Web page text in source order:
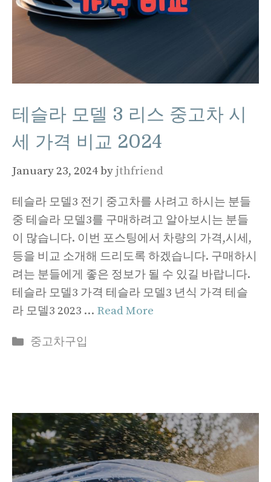
테슬라 모델 3 리스 중고차 시
세 가격 비교 2024
January 23, 2024by jthfriend
테슬라 모델3 전기 중고차를 사려고 하시는 분들
중 테슬라 모델3를 구매하려고 알아보시는 분들
이 많습니다. 이번 포스팅에서 차량의 가격,시세,
등을 비교 소개해 드리도록 하겠습니다. 구매하시
려는 분들에게 좋은 정보가 될 수 있길 바랍니다.
테슬라 모델3 가격 테슬라 모델3 년식 가격 테슬
라 모델3 2023 … Read More
Categories
중고차구입